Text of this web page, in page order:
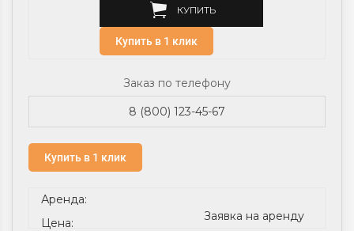
КУПИТЬ
Купить в 1 клик
Заказ по телефону
8 (800) 123-45-67
Купить в 1 клик
Аренда:
Цена:
Заявка на аренду